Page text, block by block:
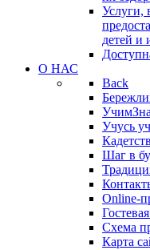
Услуги,
детей и
О НАС
Back
Учусь
Шаг в
Online-
Схема
Карта